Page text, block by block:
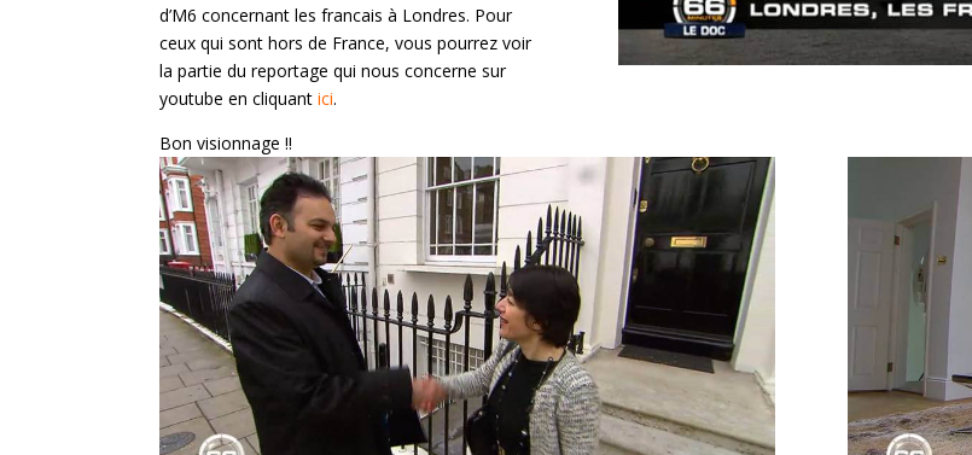
d’M6 concernant les francais à Londres. Pour
ceux qui sont hors de France, vous pourrez voir
la partie du reportage qui nous concerne sur
youtube en cliquant ici.
Bon visionnage !!